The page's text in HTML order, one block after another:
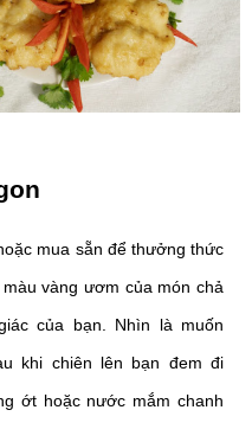
mua sẵn để thưởng thức
vàng ươm của món chả
của bạn. Nhìn là muốn
khi chiên lên bạn đem đi
ớt hoặc nước mắm chanh